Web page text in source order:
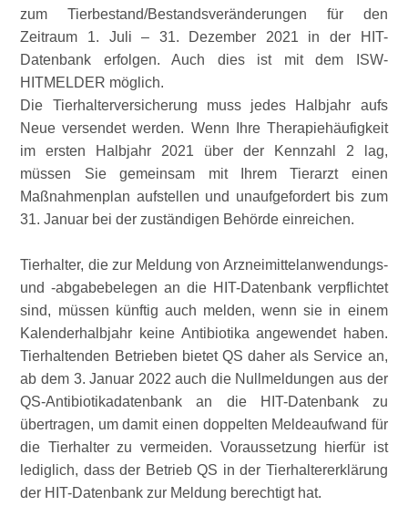
zum Tierbestand/Bestandsveränderungen für den
Zeitraum 1. Juli – 31. Dezember 2021 in der HIT-
Datenbank erfolgen. Auch dies ist mit dem ISW-
HITMELDER möglich.
Die Tierhalterversicherung muss jedes Halbjahr aufs
Neue versendet werden. Wenn Ihre Therapiehäufigkeit
im ersten Halbjahr 2021 über der Kennzahl 2 lag,
müssen Sie gemeinsam mit Ihrem Tierarzt einen
Maßnahmenplan aufstellen und unaufgefordert bis zum
31. Januar bei der zuständigen Behörde einreichen.
Tierhalter, die zur Meldung von Arzneimittelanwendungs-
und -abgabebelegen an die HIT-Datenbank verpflichtet
sind, müssen künftig auch melden, wenn sie in einem
Kalenderhalbjahr keine Antibiotika angewendet haben.
Tierhaltenden Betrieben bietet QS daher als Service an,
ab dem 3. Januar 2022 auch die Nullmeldungen aus der
QS-Antibiotikadatenbank an die HIT-Datenbank zu
übertragen, um damit einen doppelten Meldeaufwand für
die Tierhalter zu vermeiden. Voraussetzung hierfür ist
lediglich, dass der Betrieb QS in der Tierhaltererklärung
der HIT-Datenbank zur Meldung berechtigt hat.